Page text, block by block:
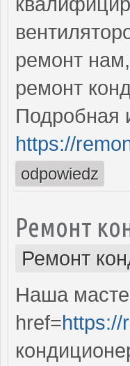
ремонт
ремонт
Подробная
https://
odpowiedz
Ремонт
Ремонт
Наша
href=https://